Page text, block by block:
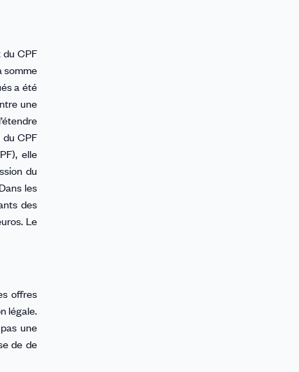
du CPF
somme
a été
une
du CPF
elle
du
les
des
Le
offres
légale.
une
de de